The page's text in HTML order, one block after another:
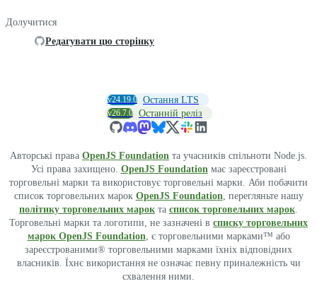
Долучитися
Редагувати цю сторінку
v24.19.0 Остання LTS
v26.7.0 Останній реліз
Авторські права OpenJS Foundation та учасників спільноти Node.js.
Усі права захищено. OpenJS Foundation має зареєстровані
торговельні марки та використовує торговельні марки. Аби побачити
список торговельних марок OpenJS Foundation , перегляньте нашу
політику торговельних марок та список торговельних марок
Торговельні марки та логотипи, не зазначені в списку торговельних
марок OpenJS Foundation , є торговельними марками™ або
зареєстрованими® торговельними марками їхніх відповідних
власників. Їхнє використання не означає певну приналежність чи
схвалення ними.